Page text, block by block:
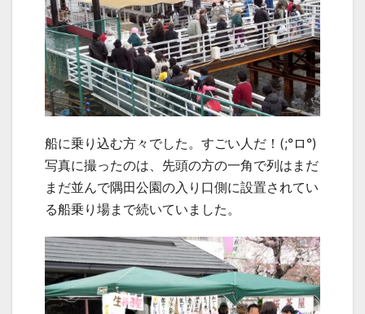
船に乗り込む方々でした。すごい人だ！(;°ロ°)
写真に撮ったのは、先頭の方の一角で列はまだ
まだ並んで隅田公園の入り口側に設置されてい
る船乗り場まで続いていました。